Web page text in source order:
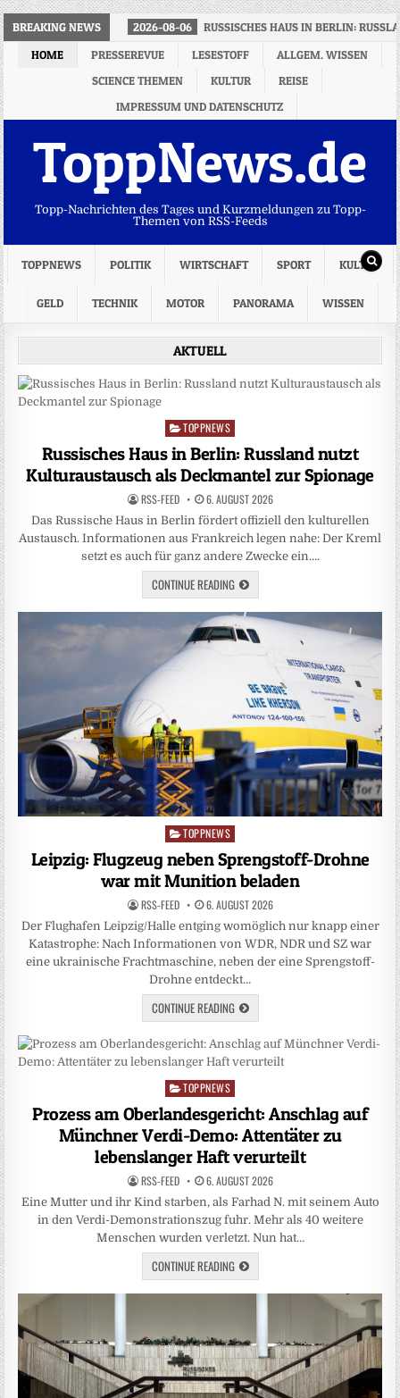
BREAKING NEWS 2026-08-06
RUSSISCHES HAUS IN BERLIN:
HOME
PRESSEREVUE LESESTOFF
ALLGEM. WISSEN
SCIENCE THEMEN
KULTUR
REISE
IMPRESSUM UND DATENSCHUTZ
ToppNews.de
Topp-Nachrichten des Tages und Kurzmeldungen zu Topp-
Themen von RSS-Feeds
TOPPNEWS POLITIK WIRTSCHAFT SPORT KULTUR
GELD TECHNIK MOTOR PANORAMA WISSEN
AKTUELL
Posted
in
TOPPNEWS
Russisches Haus in Berlin: Russland nutzt
Kulturaustausch als Deckmantel zur Spionage
RSS-FEED 6. AUGUST 2026
Das Russische Haus in Berlin fördert offiziell den kulturellen
Austausch. Informationen aus Frankreich legen nahe: Der Kreml
setzt es auch für ganz andere Zwecke ein….
CONTINUE READING
Posted
TOPPNEWS
Leipzig: Flugzeug neben Sprengstoff-Drohne
war mit Munition beladen
RSS-FEED 6. AUGUST 2026
Der Flughafen Leipzig/Halle entging womöglich nur knapp einer
Katastrophe: Nach Informationen von WDR, NDR und SZ war
eine ukrainische Frachtmaschine, neben der eine Sprengstoff-
Drohne entdeckt…
CONTINUE READING
Posted
TOPPNEWS
Prozess am Oberlandesgericht: Anschlag auf
Münchner Verdi-Demo: Attentäter zu
lebenslanger Haft verurteilt
RSS-FEED 6. AUGUST 2026
Eine Mutter und ihr Kind starben, als Farhad N. mit seinem Auto
in den Verdi-Demonstrationszug fuhr. Mehr als 40 weitere
Menschen wurden verletzt. Nun hat…
CONTINUE READING